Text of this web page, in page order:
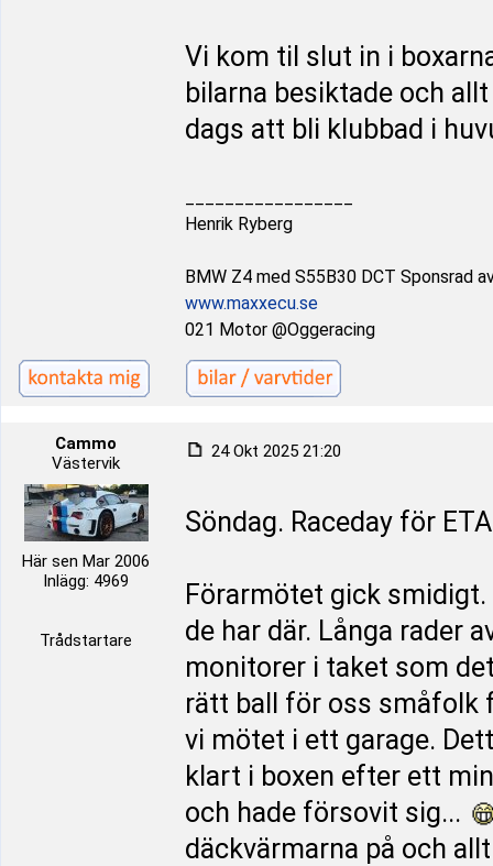
Vi kom til slut in i
bilarna besiktade och
dags att bli klubbad i
Henrik Ryberg
BMW Z4 med S55B30 DCT Sponsrad
www.maxxecu.se
021 Motor @Oggeracing
Cammo
Västervik
Här sen Mar 2006
Inlägg: 4969
Trådstartare
24 Okt 2025 21:20
Söndag. Raceday för
Förarmötet gick
de har där. Långa rader
monitorer i taket som
rätt ball för oss småfolk
vi mötet i ett garage.
klart i boxen efter ett
och hade försovit sig...
däckvärmarna på och